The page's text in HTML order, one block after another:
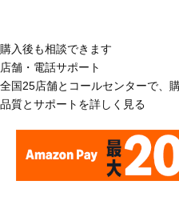
購入後も相談できます
店舗・電話サポート
全国25店舗とコールセンターで、
品質とサポートを詳しく見る